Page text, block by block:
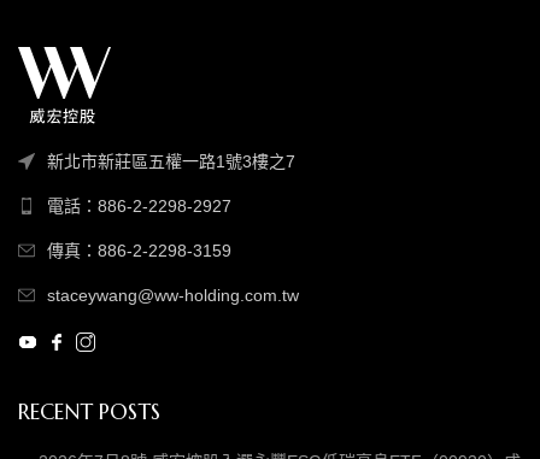
新北市新莊區五權一路1號3樓之7
電話：886-2-2298-2927
傳真：886-2-2298-3159
staceywang@ww-holding.com.tw
RECENT POSTS